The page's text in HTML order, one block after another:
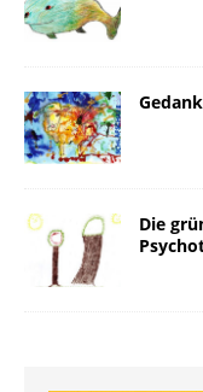
Die